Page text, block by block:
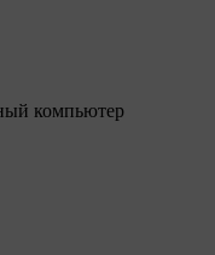
компьютер